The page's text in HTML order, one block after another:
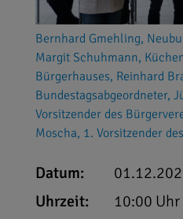
Bernhard Gmehling,
Margit Schuhmann,
Bürgerhauses, Reinhard
Bundestagsabgeordneter,
Vorsitzender des
Moscha, 1. Vorsitzender
Datum:
Uhrzeit:
10:00 Uhr